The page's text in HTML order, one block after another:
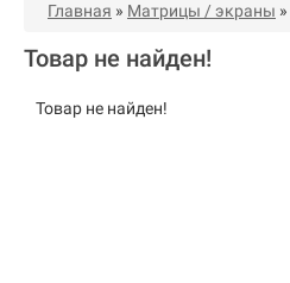
Главная » Матрицы / экраны »
Товар не найден!
Товар не найден!